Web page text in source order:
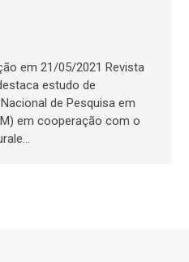
em 21/05/2021 Revista
estudo de
de Pesquisa em
em cooperação com o